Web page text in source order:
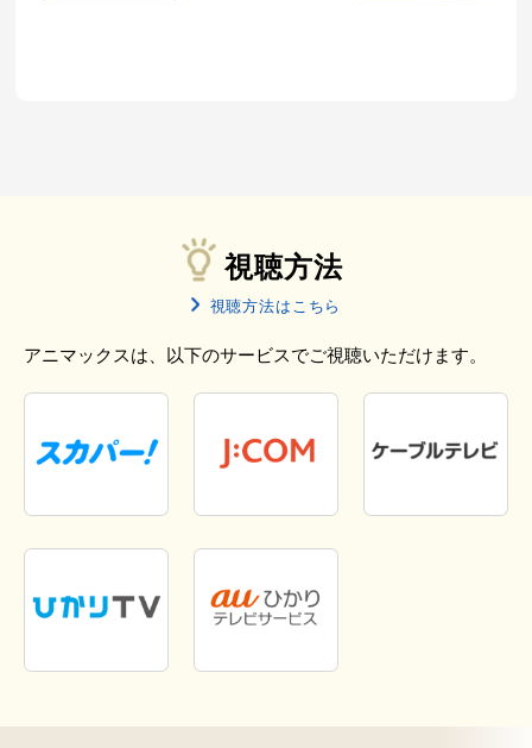
視聴方法
視聴方法はこちら
アニマックスは、以下のサービスでご視聴いただけます。